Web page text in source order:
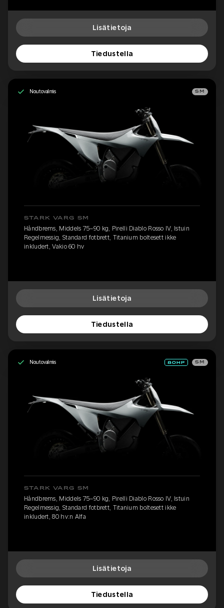
Lisätietoja
Tiedustella
Noutovalmis SM
STARK VARG SM
Håndbrems, Middels 75–90 kg, Pirelli Diablo Rosso IV, Istuin
Regelmessig, Standard fotbrett, Titanium boltesett ikke
inkludert, Vakio 60 hv
Lisätietoja
Tiedustella
Noutovalmis SM
STARK VARG SM
Håndbrems, Middels 75–90 kg, Pirelli Diablo Rosso IV, Istuin
Regelmessig, Standard fotbrett, Titanium boltesett ikke
inkludert, 80 hv:n Alfa
Lisätietoja
Tiedustella